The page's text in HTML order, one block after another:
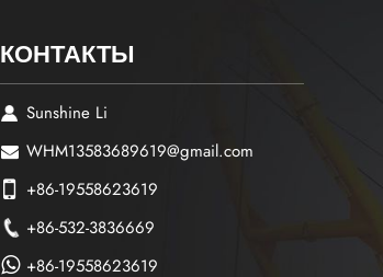
КОНТАКТЫ
Sunshine Li
WHM13583689619@gmail.com
+86-19558623619
+86-532-3836669
+86-19558623619